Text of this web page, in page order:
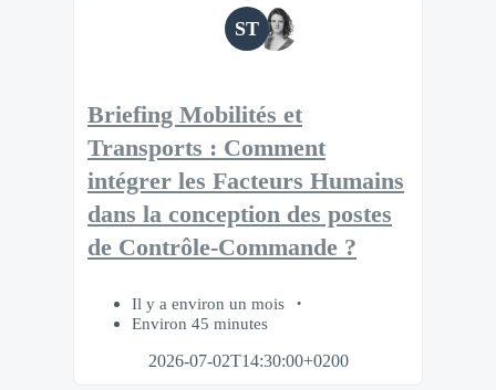
ST
Briefing Mobilités et
Transports : Comment
intégrer les Facteurs Humains
dans la conception des postes
de Contrôle-Commande ?
Il y a environ un mois
Environ 45 minutes
2026-07-02T14:30:00+0200